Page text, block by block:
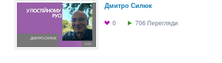
Дмитро Силюк
0 706 Перегляди